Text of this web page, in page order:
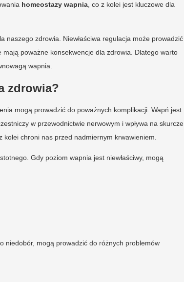
homeostazy wapnia , co z kolei jest kluczowe dla
naszego zdrowia. Niewłaściwa regulacja może prowadzić
mają poważne konsekwencje dla zdrowia. Dlatego warto
wapnia.
zdrowia?
mogą prowadzić do poważnych komplikacji. Wapń jest
w przewodnictwie nerwowym i wpływa na skurcze
z kolei chroni nas przed nadmiernym krwawieniem.
Gdy poziom wapnia jest niewłaściwy, mogą
niedobór, mogą prowadzić do różnych problemów